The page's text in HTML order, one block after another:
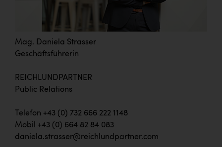
Mag. Daniela Strasser
Geschäftsführerin
REICHLUNDPARTNER
Public Relations
Telefon +43 (0) 732 666 222 1148
Mobil +43 (0) 664 82 84 083
daniela.strasser@reichlundpartner.com